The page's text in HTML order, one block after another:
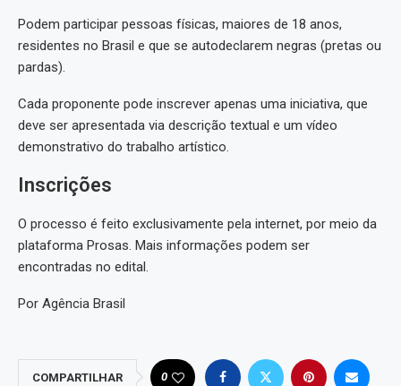
Podem participar pessoas físicas, maiores de 18 anos,
residentes no Brasil e que se autodeclarem negras (pretas ou
pardas).
Cada proponente pode inscrever apenas uma iniciativa, que
deve ser apresentada via descrição textual e um vídeo
demonstrativo do trabalho artístico.
Inscrições
O processo é feito exclusivamente pela internet, por meio da
plataforma Prosas. Mais informações podem ser
encontradas no edital.
Por Agência Brasil
COMPARTILHAR 0